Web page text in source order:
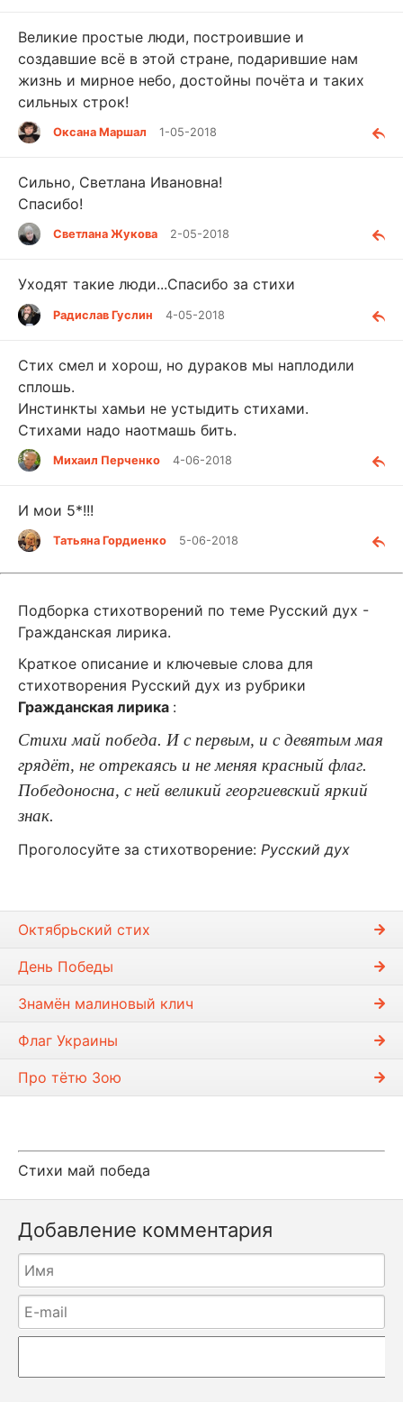
Великие простые люди, построившие и
создавшие всё в этой стране, подарившие нам
жизнь и мирное небо, достойны почёта и таких
сильных строк!
Оксана Маршал 1-05-2018
Сильно, Светлана Ивановна!
Спасибо!
Светлана Жукова 2-05-2018
Уходят такие люди...Спасибо за стихи
Радислав Гуслин 4-05-2018
Стих смел и хорош, но дураков мы наплодили
сплошь.
Инстинкты хамьи не устыдить стихами.
Стихами надо наотмашь бить.
Михаил Перченко 4-06-2018
И мои 5*!!!
Татьяна Гордиенко 5-06-2018
Подборка стихотворений по теме Русский дух -
Гражданская лирика.
Краткое описание и ключевые слова для
стихотворения Русский дух из рубрики
Гражданская лирика :
Стихи май победа. И с первым, и с девятым мая
грядёт, не отрекаясь и не меняя красный флаг.
Победоносна, с ней великий георгиевский яркий
знак.
Проголосуйте за стихотворение: Русский дух
Октябрьский стих
День Победы
Знамён малиновый клич
Флаг Украины
Про тётю Зою
Стихи май победа
Добавление комментария